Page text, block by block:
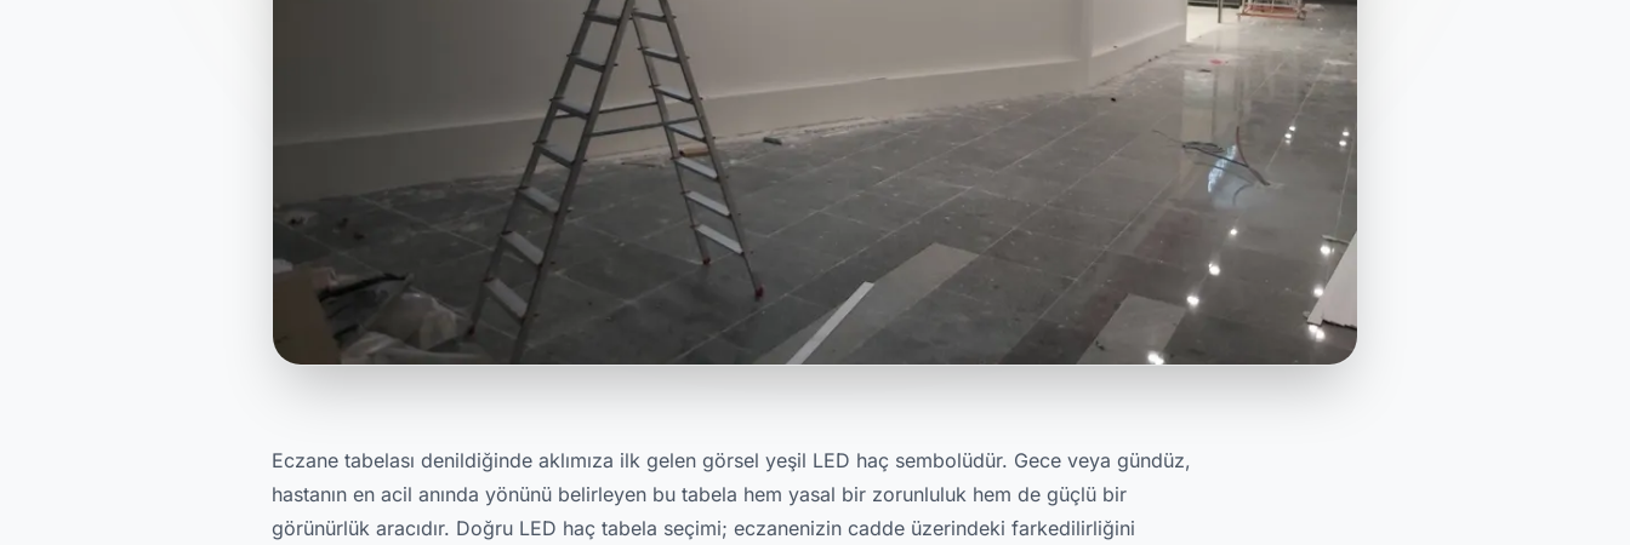
Eczane tabelası denildiğinde aklımıza ilk gelen görsel yeşil LED haç sembolüdür. Gece veya gündüz,
hastanın en acil anında yönünü belirleyen bu tabela hem yasal bir zorunluluk hem de güçlü bir
görünürlük aracıdır. Doğru LED haç tabela seçimi; eczanenizin cadde üzerindeki farkedilirliğini